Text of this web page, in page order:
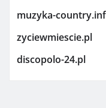
muzyka-
zyciewmiescie.pl
discopolo-24.pl